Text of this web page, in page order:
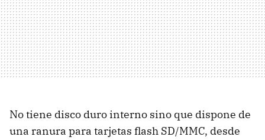
No tiene disco duro interno sino que dispone de
una ranura para tarjetas flash SD/MMC, desde